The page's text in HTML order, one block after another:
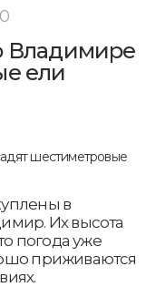
Владимире
ели
в
Их высота
погода уже
приживаются